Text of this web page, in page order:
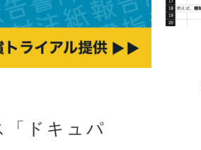
「ドキュパ